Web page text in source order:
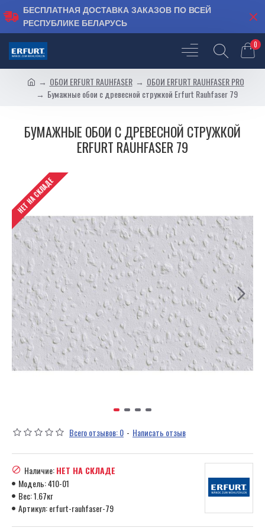
БЕСПЛАТНАЯ ДОСТАВКА ЗАКАЗОВ ПО ВСЕЙ
РЕСПУБЛИКЕ БЕЛАРУСЬ
0
ОБОИ ERFURT RAUHFASER
ОБОИ ERFURT RAUHFASER PRO
Бумажные обои с древесной стружкой Erfurt Rauhfaser 79
БУМАЖНЫЕ ОБОИ С ДРЕВЕСНОЙ СТРУЖКОЙ
ERFURT RAUHFASER 79
НЕТ НА СКЛАДЕ
Всего отзывов: 0 - Написать отзыв
Наличие:НЕТ НА СКЛАДЕ
Модель:410-01
Вес:1.67кг
Артикул:erfurt-rauhfaser-79